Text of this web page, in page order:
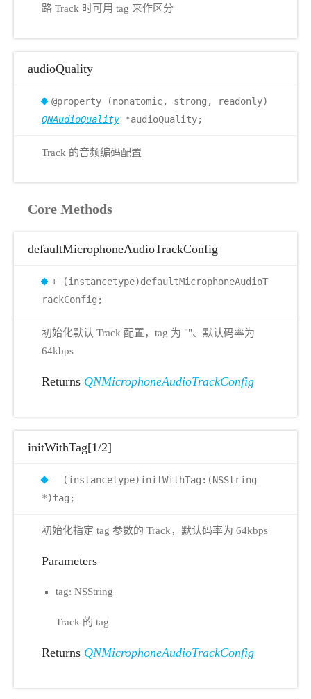
路 Track 时可用 tag 来作区分
audioQuality
@property (nonatomic, strong, readonly)
QNAudioQuality*audioQuality;
Track 的音频编码配置
Core Methods
defaultMicrophoneAudioTrackConfig
+ (instancetype)defaultMicrophoneAudioT
rackConfig;
初始化默认 Track 配置，tag 为 ""、默认码率为
64kbps
Returns QNMicrophoneAudioTrackConfig
initWithTag[1/2]
- (instancetype)initWithTag:(NSString
*)tag;
初始化指定 tag 参数的 Track，默认码率为 64kbps
Parameters
tag: NSString
Track 的 tag
Returns QNMicrophoneAudioTrackConfig